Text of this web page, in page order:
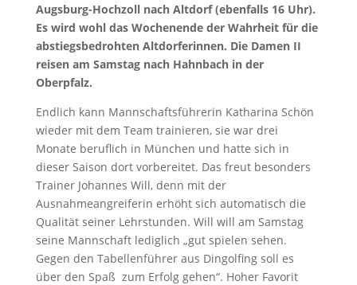
Augsburg-Hochzoll nach Altdorf (ebenfalls 16 Uhr).
Es wird wohl das Wochenende der Wahrheit für die
abstiegsbedrohten Altdorferinnen. Die Damen II
reisen am Samstag nach Hahnbach in der
Oberpfalz.
Endlich kann Mannschaftsführerin Katharina Schön
wieder mit dem Team trainieren, sie war drei
Monate beruflich in München und hatte sich in
dieser Saison dort vorbereitet. Das freut besonders
Trainer Johannes Will, denn mit der
Ausnahmeangreiferin erhöht sich automatisch die
Qualität seiner Lehrstunden. Will will am Samstag
seine Mannschaft lediglich „gut spielen sehen.
Gegen den Tabellenführer aus Dingolfing soll es
über den Spaß zum Erfolg gehen“. Hoher Favorit